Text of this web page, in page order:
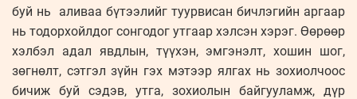
буй нь аливаа бүтээлийг туурвисан бичлэгийн аргаар
нь тодорхойлдог сонгодог утгаар хэлсэн хэрэг. Өөрөөр
хэлбэл адал явдлын, түүхэн, эмгэнэлт, хошин шог,
зөгнөлт, сэтгэл зүйн гэх мэтээр ялгах нь зохиолчоос
бичиж буй сэдэв, утга, зохиолын байгууламж, дүр